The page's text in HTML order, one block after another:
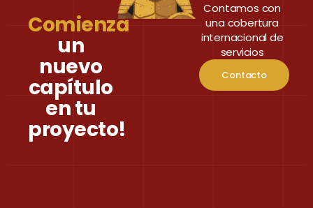
Comienza
un
nuevo
capítulo
en tu
proyecto!
Contamos con
una cobertura
internacional de
servicios
Contacto